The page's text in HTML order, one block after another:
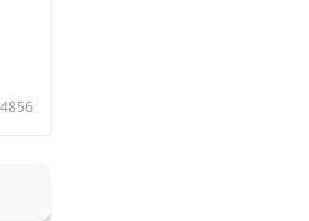
4856